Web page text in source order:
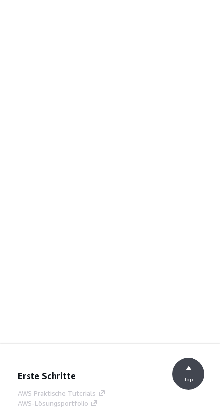
Erste Schritte
AWS Praktische Tutorials
AWS-Lösungsportfolio
Top